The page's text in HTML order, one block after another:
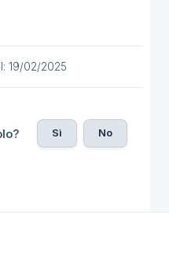
19/02/2025
Sì No